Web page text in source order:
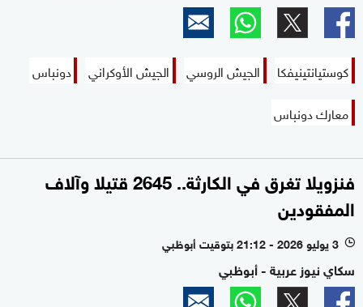
كوستيانتينيفكا الجيش الروسي الجيش الأوكراني
دونباس
معارك دونباس
فنزويلا تغرق في الكارثة.. 2645 قتيلا وآلاف
المفقودين
l 3 يوليو 2026 - 21:12 بتوقيت أبوظبي
سكاي نيوز عربية - أبوظبي